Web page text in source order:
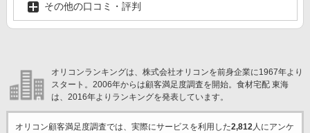
その他の口コミ・評判
オリコンランキングは、株式会社オリコンを前身企業に1967年より
スタート。2006年からは顧客満足度調査を開始。食材宅配 東海
は、2016年よりランキングを発表しています。
オリコン顧客満足度調査では、実際にサービスを利用した2,812人にアンケ